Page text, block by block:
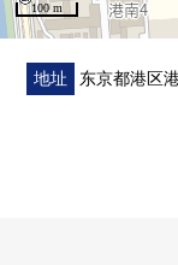
・总户数373户/
・株式会社鹿岛
・宠物饲养可(
・在Mansion用
・一般来说没
100 m
地址 东京都港区